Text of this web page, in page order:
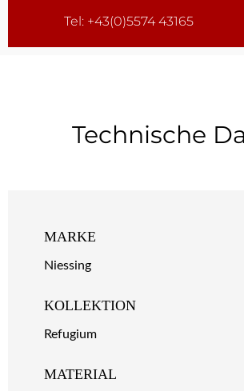
Tel: +43(0)5574 43165
Technische
MARKE
Niessing
KOLLEKTION
Refugium
MATERIAL